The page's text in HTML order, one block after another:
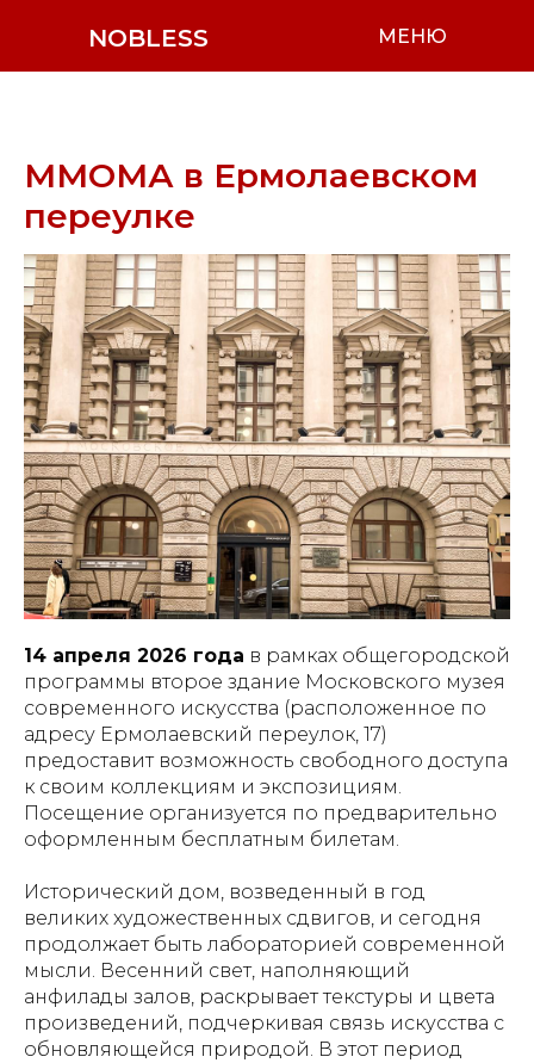
NOBLESS МЕНЮ
ММОМА в Ермолаевском
переулке
14 апреля 2026 года в рамках общегородской
программы второе здание Московского музея
современного искусства (расположенное по
адресу Ермолаевский переулок, 17)
предоставит возможность свободного доступа
к своим коллекциям и экспозициям.
Посещение организуется по предварительно
оформленным бесплатным билетам.
Исторический дом, возведенный в год
великих художественных сдвигов, и сегодня
продолжает быть лабораторией современной
мысли. Весенний свет, наполняющий
анфилады залов, раскрывает текстуры и цвета
произведений, подчеркивая связь искусства с
обновляющейся природой. В этот период